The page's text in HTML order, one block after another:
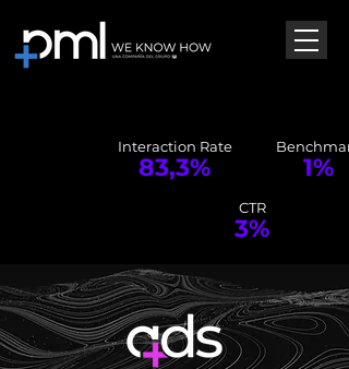
Interaction Rate
83,3% 1%
CTR
3%